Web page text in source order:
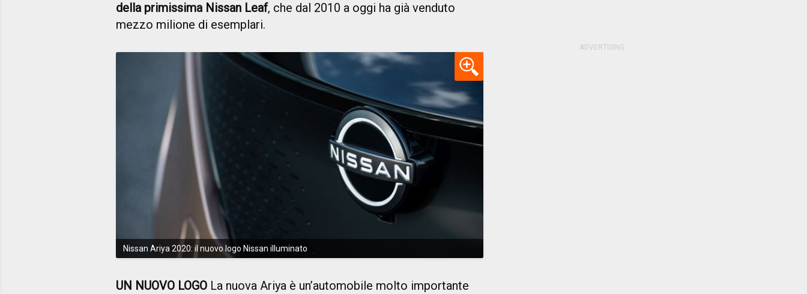
della primissima Nissan Leaf, che dal 2010 a oggi ha già venduto
mezzo milione di esemplari.
Nissan Ariya 2020: il nuovo logo Nissan illuminato
UN NUOVO LOGO La nuova Ariya è un’automobile molto importante